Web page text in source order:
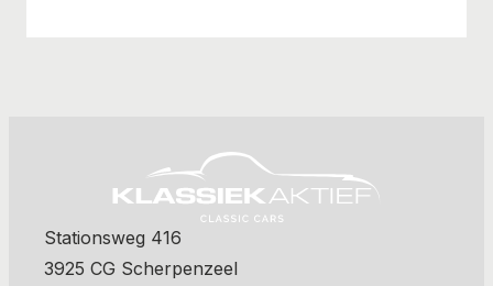
Stationsweg 416
3925 CG Scherpenzeel